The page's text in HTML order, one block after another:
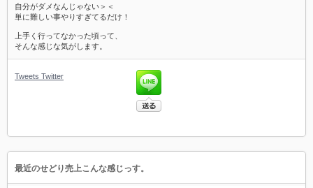
自分がダメなんじゃない＞＜
単に難しい事やりすぎてるだけ！
上手く行ってなかった頃って、
そんな感じな気がします。
Tweets Twitter
最近のせどり売上こんな感じっす。